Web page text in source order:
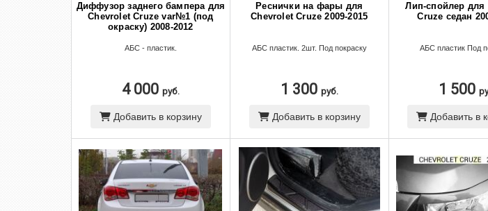
Диффузор заднего бампера для
Chevrolet Cruze var№1 (под
окраску) 2008-2012
АБС - пластик.
4 000 руб.
Добавить в корзину
Реснички на фары для
Chevrolet Cruze 2009-2015
АБС пластик. 2шт. Под покраску
1 300 руб.
Добавить в корзину
Лип-спойлер для
Cruze седан
АБС пластик Под
1 500
Добавить в